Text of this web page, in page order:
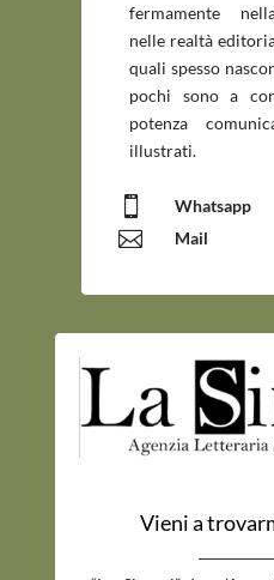
fermamente
nelle realtà
quali spesso
pochi sono a
potenza
illustrati.
 Whatsapp
 Mail
Vieni a